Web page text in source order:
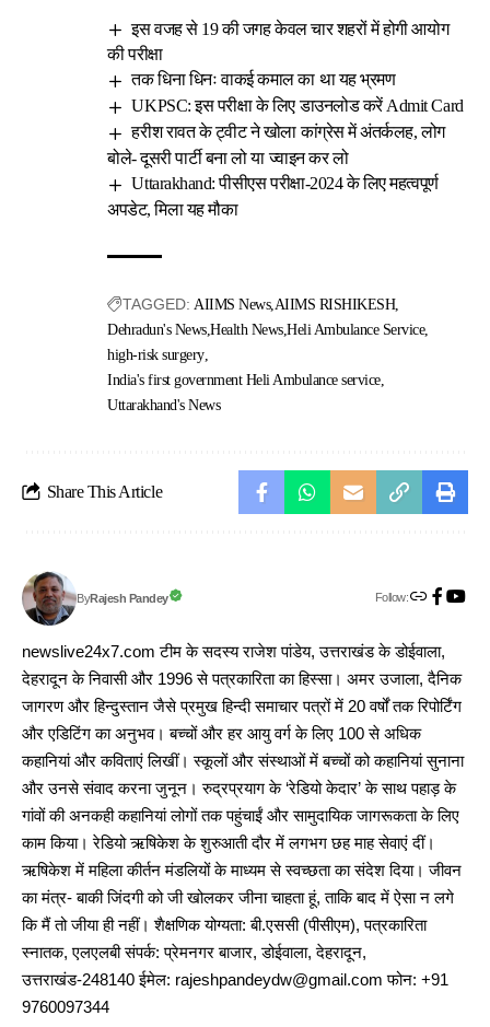
इस वजह से 19 की जगह केवल चार शहरों में होगी आयोग
की परीक्षा
तक धिना धिनः वाकई कमाल का था यह भ्रमण
UKPSC: इस परीक्षा के लिए डाउनलोड करें Admit Card
हरीश रावत के ट्वीट ने खोला कांग्रेस में अंतर्कलह, लोग
बोले- दूसरी पार्टी बना लो या ज्वाइन कर लो
Uttarakhand: पीसीएस परीक्षा-2024 के लिए महत्वपूर्ण
अपडेट, मिला यह मौका
TAGGED: AIIMS News AIIMS RISHIKESH
Dehradun's News Health News Heli Ambulance Service
high-risk surgery
India's first government Heli Ambulance service
Uttarakhand's News
Share This Article
ByRajesh Pandey Follow:
newslive24x7.com टीम के सदस्य राजेश पांडेय, उत्तराखंड के डोईवाला,
देहरादून के निवासी और 1996 से पत्रकारिता का हिस्सा। अमर उजाला, दैनिक
जागरण और हिन्दुस्तान जैसे प्रमुख हिन्दी समाचार पत्रों में 20 वर्षों तक रिपोर्टिंग
और एडिटिंग का अनुभव। बच्चों और हर आयु वर्ग के लिए 100 से अधिक
कहानियां और कविताएं लिखीं। स्कूलों और संस्थाओं में बच्चों को कहानियां सुनाना
और उनसे संवाद करना जुनून। रुद्रप्रयाग के ‘रेडियो केदार’ के साथ पहाड़ के
गांवों की अनकही कहानियां लोगों तक पहुंचाईं और सामुदायिक जागरूकता के लिए
काम किया। रेडियो ऋषिकेश के शुरुआती दौर में लगभग छह माह सेवाएं दीं।
ऋषिकेश में महिला कीर्तन मंडलियों के माध्यम से स्वच्छता का संदेश दिया। जीवन
का मंत्र- बाकी जिंदगी को जी खोलकर जीना चाहता हूं, ताकि बाद में ऐसा न लगे
कि मैं तो जीया ही नहीं। शैक्षणिक योग्यता: बी.एससी (पीसीएम), पत्रकारिता
स्नातक, एलएलबी संपर्क: प्रेमनगर बाजार, डोईवाला, देहरादून,
उत्तराखंड-248140 ईमेल: rajeshpandeydw@gmail.com फोन: +91
9760097344